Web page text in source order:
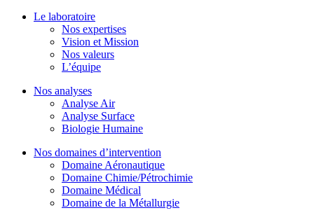
Le laboratoire
Nos expertises
Vision et Mission
Nos valeurs
L’équipe
Nos analyses
Analyse Air
Analyse Surface
Biologie Humaine
Nos domaines d’intervention
Domaine Aéronautique
Domaine Chimie/Pétrochimie
Domaine Médical
Domaine de la Métallurgie